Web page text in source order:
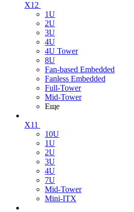
X12
1U
2U
3U
4U
4U Tower
8U
Fan-based Embedded
Fanless Embedded
Full-Tower
Mid-Tower
Еще
X11
10U
1U
2U
3U
4U
7U
Mid-Tower
Mini-ITX